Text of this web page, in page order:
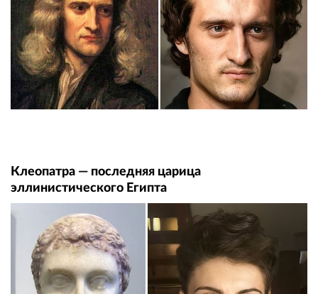
Клеопатра — последняя царица
эллинистического Египта